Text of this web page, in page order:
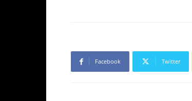
Facebook Twitter